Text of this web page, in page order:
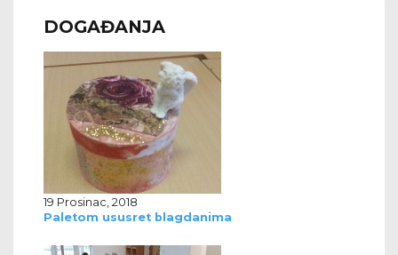
DOGAĐANJA
19 Prosinac, 2018
Paletom ususret blagdanima